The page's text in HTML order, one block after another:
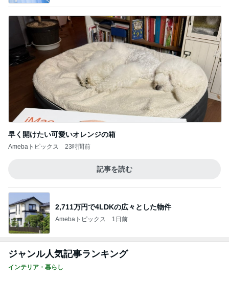
早く開けたい可愛いオレンジの箱
Amebaトピックス 23時間前
記事を読む
2,711万円で4LDKの広々とした物件
Amebaトピックス 1日前
ジャンル人気記事ランキング
インテリア・暮らし